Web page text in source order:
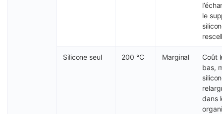
le
Silicone seul 200 °C Marginal
Coût
bas,
dans